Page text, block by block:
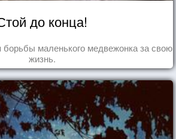
до конца!
борьбы маленького медвежонка за свою
жизнь.